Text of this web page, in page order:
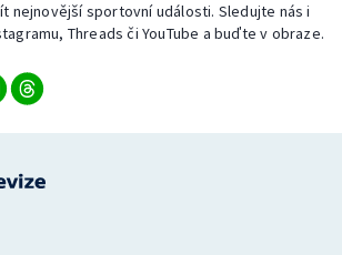
nejnovější sportovní události. Sledujte nás i
Threads či YouTube a buďte v obraze.